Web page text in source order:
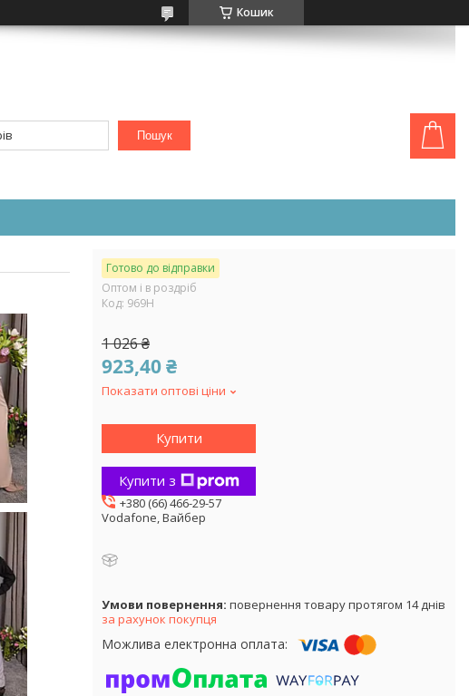
Кошик
Пошук
Готово до відправки
Оптом і в роздріб
Код: 969Н
1 026 ₴
923,40 ₴
Показати оптові ціни
Купити
Купити з
+380 (66) 466-29-57
Vodafone, Вайбер
повернення товару протягом 14 днів
за рахунок покупця